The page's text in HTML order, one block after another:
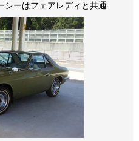
シーはフェアレディと共通